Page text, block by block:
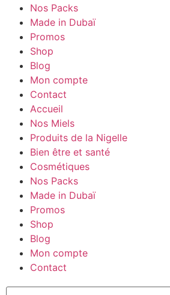
Nos Packs
Made in Dubaï
Promos
Shop
Blog
Mon compte
Contact
Accueil
Nos Miels
Produits de la Nigelle
Bien être et santé
Cosmétiques
Nos Packs
Made in Dubaï
Promos
Shop
Blog
Mon compte
Contact